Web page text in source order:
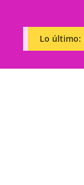
Lo último: